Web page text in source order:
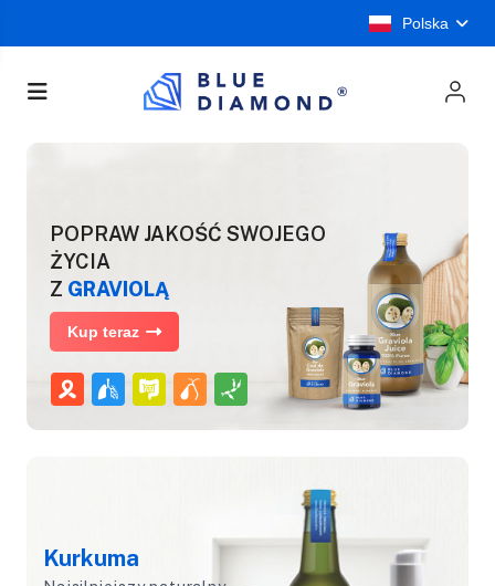
Polska
POPRAW JAKOŚĆ SWOJEGO
ŻYCIA
Z GRAVIOLĄ
Kup teraz
Kurkuma